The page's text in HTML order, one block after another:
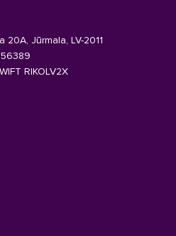
20A, Jūrmala, LV-2011
RIKOLV2X